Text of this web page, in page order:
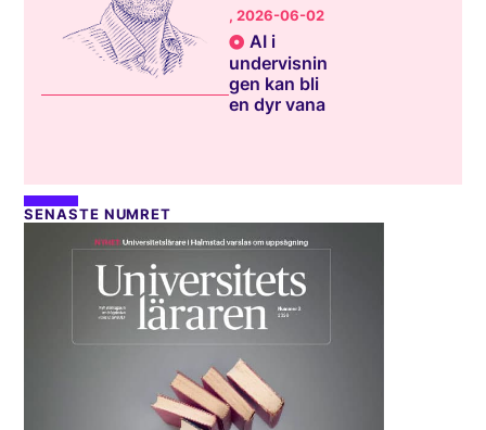
, 2026-06-02
AI i
undervisnin
gen kan bli
en dyr vana
SENASTE NUMRET